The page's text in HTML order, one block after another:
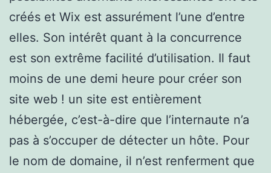
créés et Wix est assurément l’une d’entre
elles. Son intérêt quant à la concurrence
est son extrême facilité d’utilisation. Il faut
moins de une demi heure pour créer son
site web ! un site est entièrement
hébergée, c’est-à-dire que l’internaute n’a
pas à s’occuper de détecter un hôte. Pour
le nom de domaine, il n’est renferment que